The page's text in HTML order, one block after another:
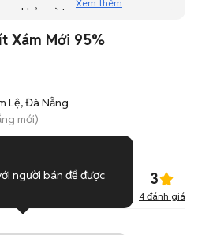
khảo và bạn không thể liên hệ
nhé!
Xem thêm
Xám Mới 95%
Lệ, Đà Nẵng
mới)
3
4 đánh giá
người bán để được